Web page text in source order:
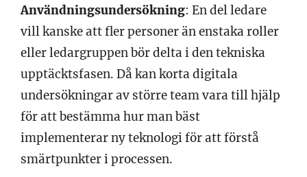
Användningsundersökning: En del ledare
vill kanske att fler personer än enstaka roller
eller ledargruppen bör delta i den tekniska
upptäcktsfasen. Då kan korta digitala
undersökningar av större team vara till hjälp
för att bestämma hur man bäst
implementerar ny teknologi för att förstå
smärtpunkter i processen.